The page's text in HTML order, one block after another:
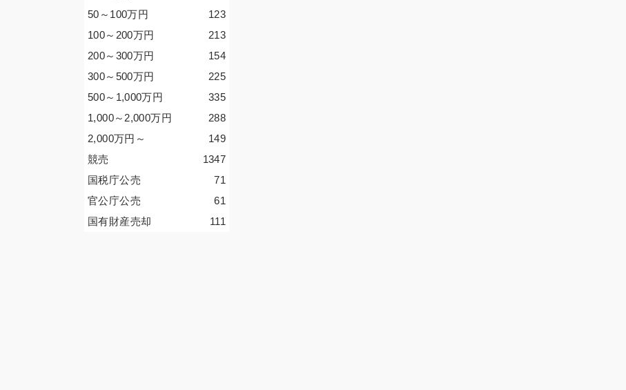
123
50～100万円
213
100～200万円
154
200～300万円
225
300～500万円
335
500～1,000万円
288
1,000～2,000万円
149
2,000万円 ～
1347
競売
71
国税庁公売
61
官公庁公売
111
国有財産売却